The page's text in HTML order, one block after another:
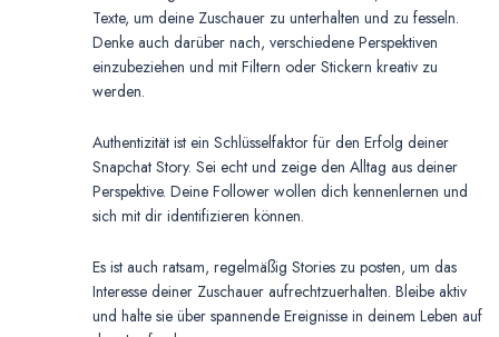
Texte, um deine Zuschauer zu unterhalten und zu fesseln.
Denke auch darüber nach, verschiedene Perspektiven
einzubeziehen und mit Filtern oder Stickern kreativ zu
werden.
Authentizität ist ein Schlüsselfaktor für den Erfolg deiner
Snapchat Story. Sei echt und zeige den Alltag aus deiner
Perspektive. Deine Follower wollen dich kennenlernen und
sich mit dir identifizieren können.
Es ist auch ratsam, regelmäßig Stories zu posten, um das
Interesse deiner Zuschauer aufrechtzuerhalten. Bleibe aktiv
und halte sie über spannende Ereignisse in deinem Leben auf